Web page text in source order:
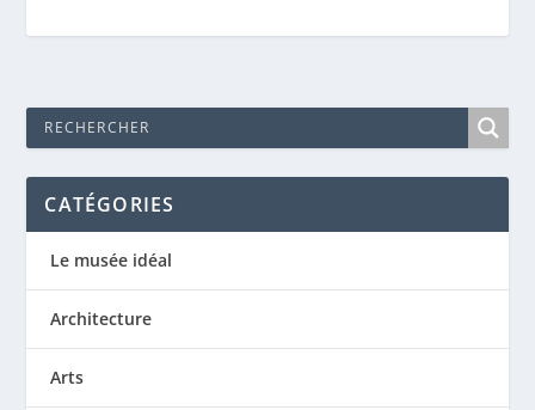
CATÉGORIES
Le musée idéal
Architecture
Arts